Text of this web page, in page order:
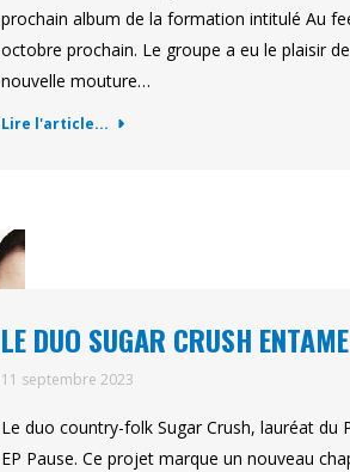
prochain album de la formation intitulé Au
octobre prochain. Le groupe a eu le plaisir
nouvelle mouture…
Lire l'article...
LE DUO SUGAR CRUSH
11 septembre 2023
Le duo country-folk Sugar Crush, lauréat du
EP Pause. Ce projet marque un nouveau